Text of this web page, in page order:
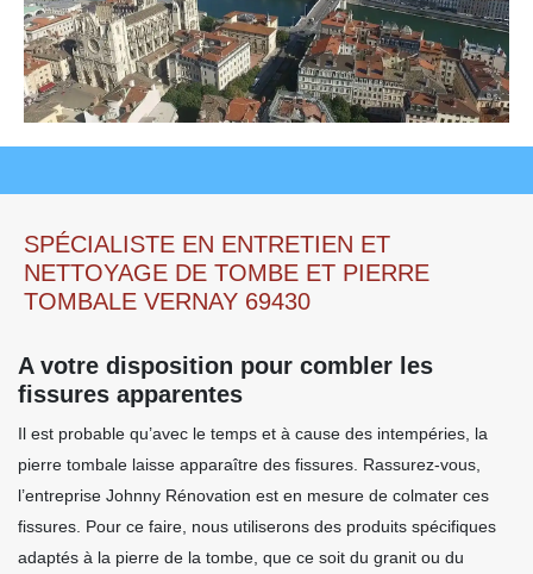
SPÉCIALISTE EN ENTRETIEN ET
NETTOYAGE DE TOMBE ET PIERRE
TOMBALE VERNAY 69430
A votre disposition pour combler les
fissures apparentes
Il est probable qu’avec le temps et à cause des intempéries, la
pierre tombale laisse apparaître des fissures. Rassurez-vous,
l’entreprise Johnny Rénovation est en mesure de colmater ces
fissures. Pour ce faire, nous utiliserons des produits spécifiques
adaptés à la pierre de la tombe, que ce soit du granit ou du